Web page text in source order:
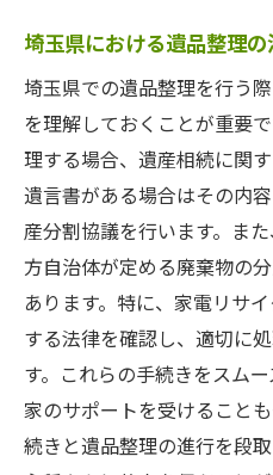
心を込めた遺品整
埼玉県での遺品整理に
が答える
遺品整理にかかる
遺品整理の費用は
遺品の処分方法は
遺品整理後の家の
プロの視点から見
安心して任せられ
遺品整理の未来:埼玉
な取り組み
埼玉県における遺品整理
埼玉県での遺品整理を行う
を理解しておくことが重要
理する場合、遺産相続に関
遺言書がある場合はその内
産分割協議を行います。ま
方自治体が定める廃棄物の
あります。特に、家電リサ
する法律を確認し、適切に
す。これらの手続きをスム
家のサポートを受けること
続きと遺品整理の進行を段